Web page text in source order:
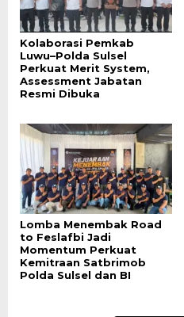
Kolaborasi Pemkab
Luwu–Polda Sulsel
Perkuat Merit System,
Assessment Jabatan
Resmi Dibuka
Lomba Menembak Road
to Feslafbi Jadi
Momentum Perkuat
Kemitraan Satbrimob
Polda Sulsel dan BI